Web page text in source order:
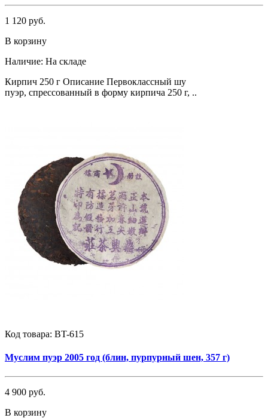
1 120 руб.
В корзину
Наличие: На складе
Кирпич 250 г Описание Первоклассный шу
пуэр, спрессованный в форму кирпича 250 г, ..
Код товара: BT-615
Муслим пуэр 2005 год (блин, пурпурный шен, 357 г)
4 900 руб.
В корзину